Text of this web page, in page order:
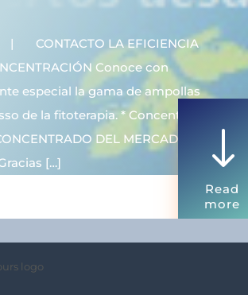
LA EFICIENCIA
Conoce con
especial la gama de ampollas
de la fitoterapia. * Concentrado
DEL MERCADO
[…]
"
Read
more